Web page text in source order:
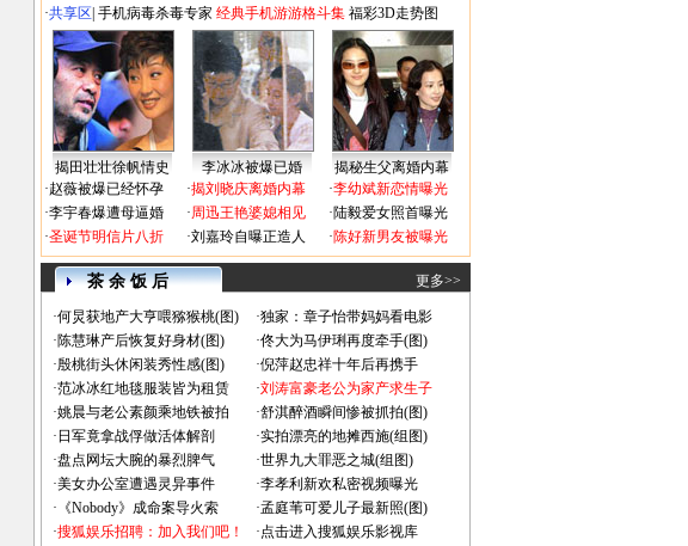
·共享区 手机病毒杀毒专家 经典手机游游格斗集 福彩3D走势图
揭田壮壮徐帆情史 李冰冰被爆已婚
揭秘生父离婚内幕
·赵薇被爆已经怀孕
·李宇春爆遭母逼婚
·圣诞节明信片八折
·揭刘晓庆离婚内幕
·周迅王艳婆媳相见
·刘嘉玲自曝正造人
·李幼斌新恋情曝光
·陆毅爱女照首曝光
·陈好新男友被曝光
茶 余 饭 后 更多>>
·何炅获地产大亨喂猕猴桃(图) ·独家：章子怡带妈妈看电影
·陈慧琳产后恢复好身材(图) ·佟大为马伊琍再度牵手(图)
·殷桃街头休闲装秀性感(图) ·倪萍赵忠祥十年后再携手
·范冰冰红地毯服装皆为租赁 ·刘涛富豪老公为家产求生子
·姚晨与老公素颜乘地铁被拍 ·舒淇醉酒瞬间惨被抓拍(图)
· 日军竟拿战俘做活体解剖 ·实拍漂亮的地摊西施(组图)
·盘点网坛大腕的暴烈脾气 ·世界九大罪恶之城(组图)
·美女办公室遭遇灵异事件 ·李孝利新欢私密视频曝光
· 《Nobody》成命案导火索 ·孟庭苇可爱儿子最新照(图)
·搜狐娱乐招聘：加入我们吧！ ·点击进入搜狐娱乐影视库